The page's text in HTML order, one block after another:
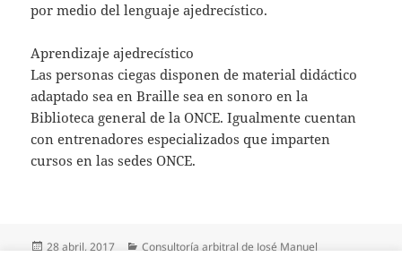
por medio del lenguaje ajedrecístico.
Aprendizaje ajedrecístico
Las personas ciegas disponen de material didáctico
adaptado sea en Braille sea en sonoro en la
Biblioteca general de la ONCE. Igualmente cuentan
con entrenadores especializados que imparten
cursos en las sedes ONCE.
Publicado
28 abril, 2017 Categorías
Consultoría arbitral de José Manuel